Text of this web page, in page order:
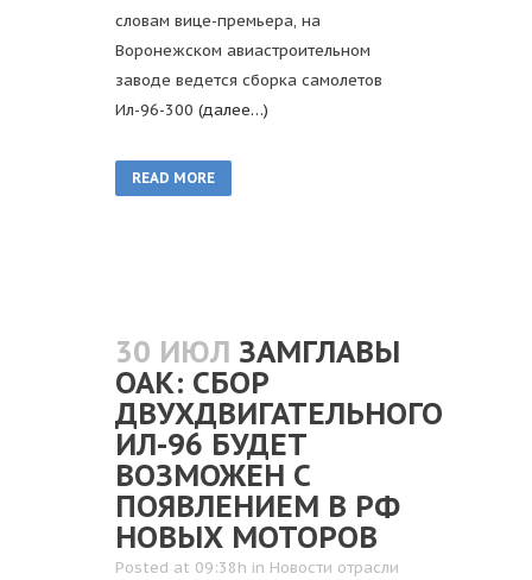
словам вице-премьера, на
Воронежском авиастроительном
заводе ведется сборка самолетов
Ил-96-300 (далее…)
READ MORE
30 ИЮЛ ЗАМГЛАВЫ
ОАК: СБОР
ДВУХДВИГАТЕЛЬНОГО
ИЛ-96 БУДЕТ
ВОЗМОЖЕН С
ПОЯВЛЕНИЕМ В РФ
НОВЫХ МОТОРОВ
Posted at 09:38h in Новости отрасли